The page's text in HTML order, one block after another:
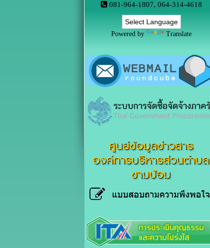
081-964-1807, 064-314-4618
Powered by Translate
ศูนย์ข้อมูลข่าวสาร
องค์การบริหารส่วนตำบล
ขามป้อม